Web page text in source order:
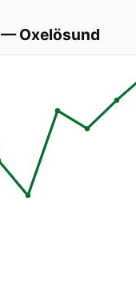
—Oxelösund